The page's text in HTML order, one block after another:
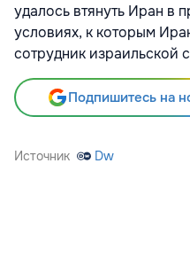
удалось втянуть Иран в
условиях, к которым
сотрудник израильской
Подпишитесь на
Источник Dw